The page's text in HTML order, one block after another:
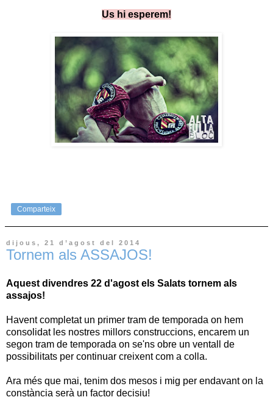
Us hi esperem!
Comparteix
dijous, 21 d’agost del 2014
Tornem als ASSAJOS!
Aquest divendres 22 d'agost els Salats tornem als
assajos!
Havent completat un primer tram de temporada on hem
consolidat les nostres millors construccions, encarem un
segon tram de temporada on se'ns obre un ventall de
possibilitats per continuar creixent com a colla.
Ara més que mai, tenim dos mesos i mig per endavant on la
constància serà un factor decisiu!